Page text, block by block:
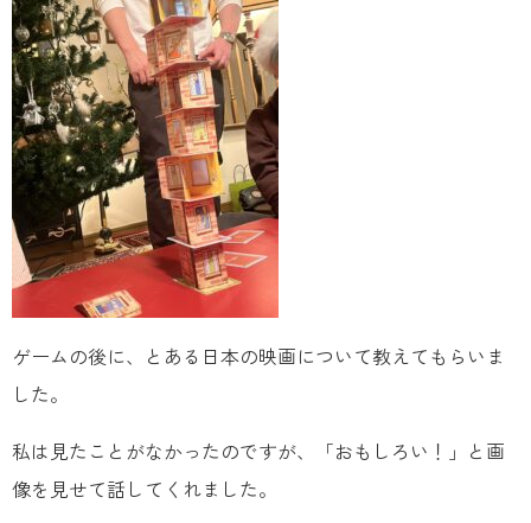
ゲームの後に、とある日本の映画について教えてもらいま
した。
私は見たことがなかったのですが、「おもしろい！」と画
像を見せて話してくれました。